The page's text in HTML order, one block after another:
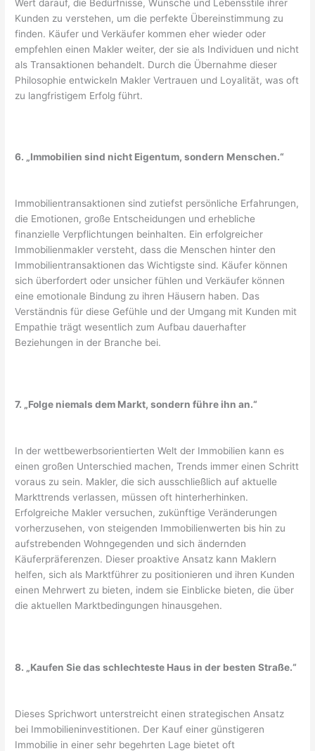
Wert darauf, die Bedürfnisse, Wünsche und Lebensstile ihrer
Kunden zu verstehen, um die perfekte Übereinstimmung zu
finden. Käufer und Verkäufer kommen eher wieder oder
empfehlen einen Makler weiter, der sie als Individuen und nicht
als Transaktionen behandelt. Durch die Übernahme dieser
Philosophie entwickeln Makler Vertrauen und Loyalität, was oft
zu langfristigem Erfolg führt.
6. „Immobilien sind nicht Eigentum, sondern Menschen.“
Immobilientransaktionen sind zutiefst persönliche Erfahrungen,
die Emotionen, große Entscheidungen und erhebliche
finanzielle Verpflichtungen beinhalten. Ein erfolgreicher
Immobilienmakler versteht, dass die Menschen hinter den
Immobilientransaktionen das Wichtigste sind. Käufer können
sich überfordert oder unsicher fühlen und Verkäufer können
eine emotionale Bindung zu ihren Häusern haben. Das
Verständnis für diese Gefühle und der Umgang mit Kunden mit
Empathie trägt wesentlich zum Aufbau dauerhafter
Beziehungen in der Branche bei.
7. „Folge niemals dem Markt, sondern führe ihn an.“
In der wettbewerbsorientierten Welt der Immobilien kann es
einen großen Unterschied machen, Trends immer einen Schritt
voraus zu sein. Makler, die sich ausschließlich auf aktuelle
Markttrends verlassen, müssen oft hinterherhinken.
Erfolgreiche Makler versuchen, zukünftige Veränderungen
vorherzusehen, von steigenden Immobilienwerten bis hin zu
aufstrebenden Wohngegenden und sich ändernden
Käuferpräferenzen. Dieser proaktive Ansatz kann Maklern
helfen, sich als Marktführer zu positionieren und ihren Kunden
einen Mehrwert zu bieten, indem sie Einblicke bieten, die über
die aktuellen Marktbedingungen hinausgehen.
8. „Kaufen Sie das schlechteste Haus in der besten Straße.“
Dieses Sprichwort unterstreicht einen strategischen Ansatz
bei Immobilieninvestitionen. Der Kauf einer günstigeren
Immobilie in einer sehr begehrten Lage bietet oft